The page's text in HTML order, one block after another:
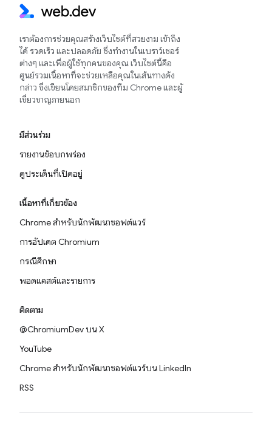
เราต้องการช่วยคุณสร้างเว็บไซต์ที่สวยงาม เข้าถึง
ได้ รวดเร็ว และปลอดภัย ซึ่งทำงานในเบราว์เซอร์
ต่างๆ และเพื่อผู้ใช้ทุกคนของคุณ เว็บไซต์นี้คือ
ศูนย์รวมเนื้อหาที่จะช่วยเหลือคุณในเส้นทางดัง
กล่าว ซึ่งเขียนโดยสมาชิกของทีม Chrome และผู้
เชี่ยวชาญภายนอก
มีส่วนร่วม
รายงานข้อบกพร่อง
ดูประเด็นที่เปิดอยู่
เนื้อหาที่เกี่ยวข้อง
Chrome สำหรับนักพัฒนาซอฟต์แวร์
การอัปเดต Chromium
กรณีศึกษา
พอดแคสต์และรายการ
ติดตาม
@ChromiumDev บน X
YouTube
Chrome สำหรับนักพัฒนาซอฟต์แวร์บน LinkedIn
RSS